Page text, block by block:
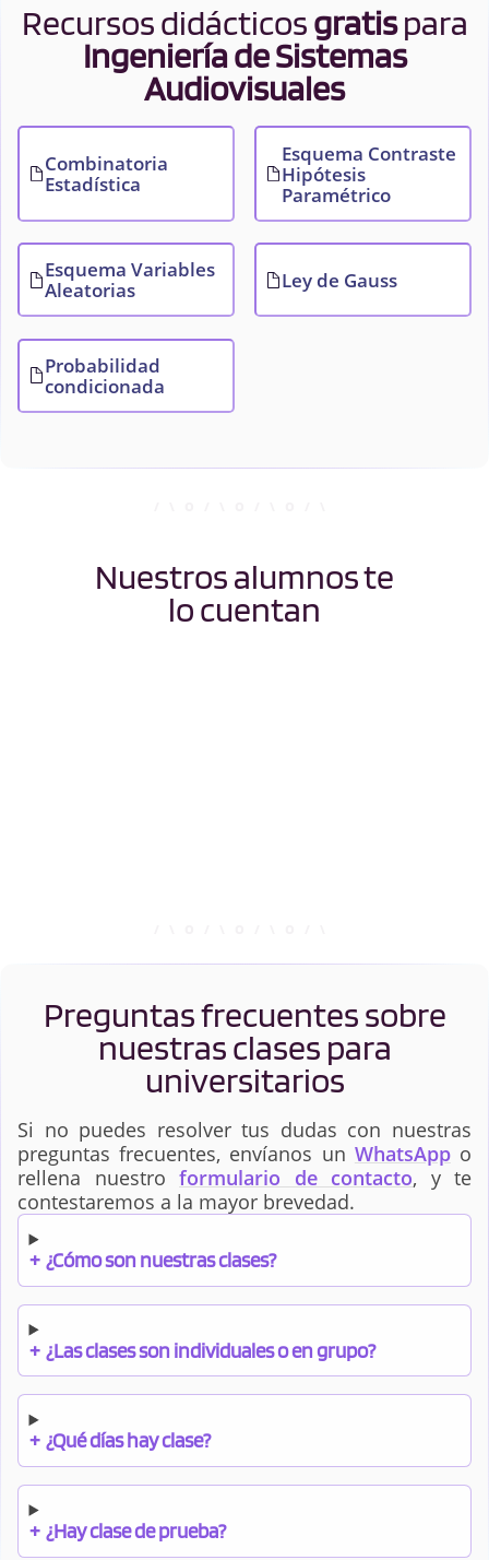
Recursos didácticosgratispara
Ingeniería de Sistemas
Audiovisuales
Combinatoria
Estadística
Esquema Contraste
Hipótesis
Paramétrico
Esquema Variables
Aleatorias
Ley de Gauss
Probabilidad
condicionada
Nuestros alumnos te
lo cuentan
Preguntas frecuentes sobre
nuestras clases para
universitarios
Si no puedes resolver tus dudas con nuestras
preguntas frecuentes, envíanos un WhatsAppo
rellena nuestro formulario de contacto, y te
contestaremos a la mayor brevedad.
+ ¿Cómo son nuestras clases?
+ ¿Las clases son individuales o en grupo?
+ ¿Qué días hay clase?
+ ¿Hay clase de prueba?